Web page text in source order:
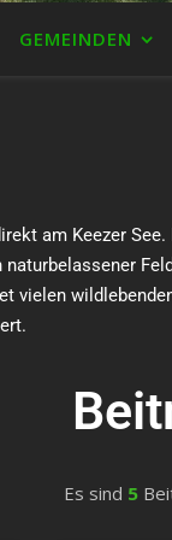
GEMEINDEN
am Keezer
vielen
Es sind 5